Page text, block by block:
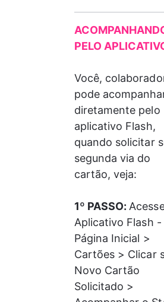
PELO
Você,
pode
diretamente pelo
aplicativo Flash,
quando solicitar
segunda via do
cartão, veja:
1º PASSO:
Aplicativo Flash -
Página Inicial >
Cartões > Clicar
Novo Cartão
Solicitado >